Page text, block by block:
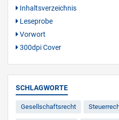
Inhaltsverzeichnis
Leseprobe
Vorwort
300dpi Cover
SCHLAGWORTE
Gesellschaftsrecht